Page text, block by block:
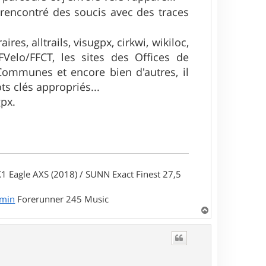
des soucis avec des traces
alltrails, visugpx, cirkwi, wikiloc,
FFCT, les sites des Offices de
et encore bien d'autres, il
clés appropriés...
Eagle AXS (2018) / SUNN Exact Finest 27,5
Forerunner 245 Music
a